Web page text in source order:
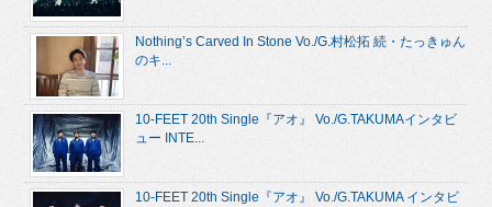
Nothing’s Carved In Stone Vo./G.村松拓 続・たっきゅん
のキ...
10-FEET 20th Single『アオ』 Vo./G.TAKUMAインタビ
ュー INTE...
10-FEET 20th Single『アオ』 Vo./G.TAKUMA インタビ